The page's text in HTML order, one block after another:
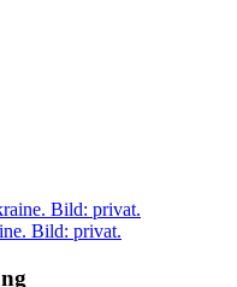
Bild: privat.